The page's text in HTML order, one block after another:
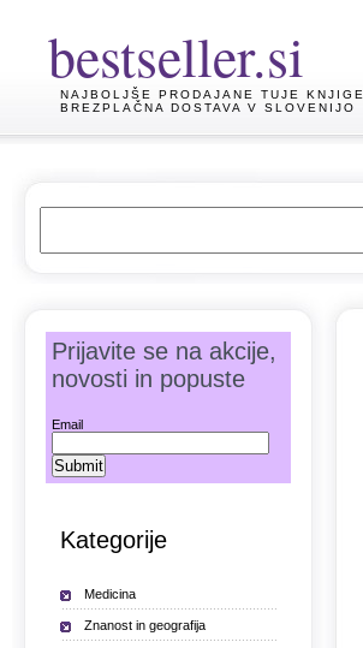
bestseller.si
NAJBOLJŠE PRODAJANE TUJE KNJIGE
BREZPLAČNA DOSTAVA V SLOVENIJO
Prijavite se na akcije,
novosti in popuste
Email
Kategorije
Medicina
Znanost in geografija